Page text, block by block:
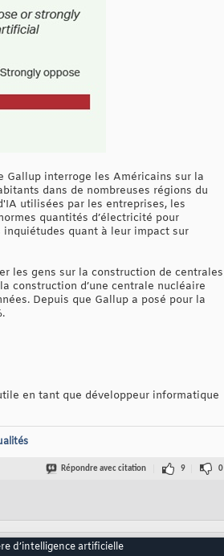
Gallup interroge les Américains sur la
dans de nombreuses régions du
utilisées par les entreprises, les
quantités d’électricité pour
quant à leur impact sur
les gens sur la construction de centrales
construction d’une centrale nucléaire
Depuis que Gallup a posé pour la
en tant que développeur informatique
Répondre avec citation 9 0
d’intelligence artificielle